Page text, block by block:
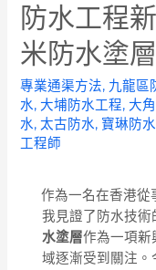
防水工程
米防水塗
專業通渠方法, 九龍區
水,大埔防水工程,大
水,太古防水, 寶琳防
工程師
作為一名在香港從
我見證了防水技術
水塗層作為一項新
域逐漸受到關注。